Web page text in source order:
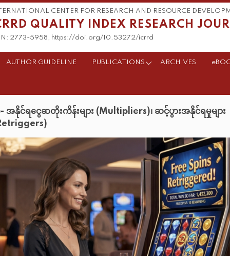
CENTER FOR RESEARCH AND RESOURCE
QUALITY INDEX RESEARCH
2773-5958, https://doi.org/10.53272/icrrd
AUTHOR GUIDELINE PUBLICATIONS ARCHIVES
အနိုင်ရငွေဆတိုးကိန်းများ (Multipliers)၊ ဆင့်ပွားအနိုင်ရမှုများ